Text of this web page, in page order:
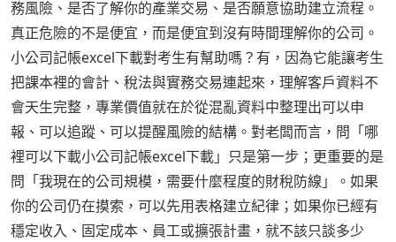
務風險、是否了解你的產業交易、是否願意協助建立流程。
真正危險的不是便宜，而是便宜到沒有時間理解你的公司。
小公司記帳excel下載對考生有幫助嗎？有，因為它能讓考生
把課本裡的會計、稅法與實務交易連起來，理解客戶資料不
會天生完整，專業價值就在於從混亂資料中整理出可以申
報、可以追蹤、可以提醒風險的結構。對老闆而言，問「哪
裡可以下載小公司記帳excel下載」只是第一步；更重要的是
問「我現在的公司規模，需要什麼程度的財稅防線」。如果
你的公司仍在摸索，可以先用表格建立紀律；如果你已經有
穩定收入、固定成本、員工或擴張計畫，就不該只談多少